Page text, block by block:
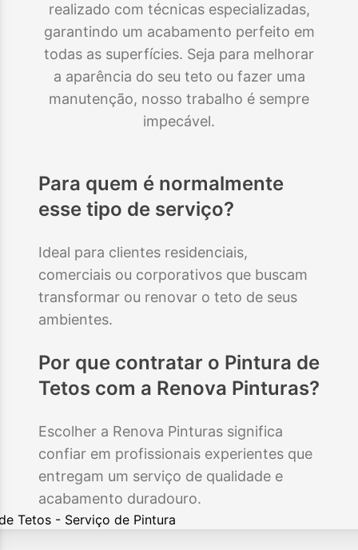
realizado com técnicas especializadas,
garantindo um acabamento perfeito em
todas as superfícies. Seja para melhorar
a aparência do seu teto ou fazer uma
manutenção, nosso trabalho é sempre
impecável.
Para quem é normalmente
esse tipo de serviço?
Ideal para clientes residenciais,
comerciais ou corporativos que buscam
transformar ou renovar o teto de seus
ambientes.
Por que contratar o Pintura de
Tetos com a Renova Pinturas?
Escolher a Renova Pinturas significa
confiar em profissionais experientes que
entregam um serviço de qualidade e
acabamento duradouro.